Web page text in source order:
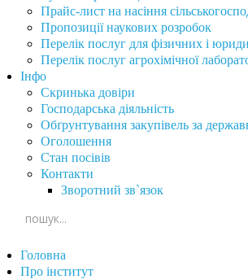
Прайс-лист на насіння
Пропозиції наукових розробок
Перелік послуг для фізичних і
Перелік послуг агрохімічної
Інфо
Скринька довіри
Господарська діяльність
Обґрунтування закупівель за
Оголошення
Стан посівів
Контакти
Зворотний зв`язок
Головна
Про інститут